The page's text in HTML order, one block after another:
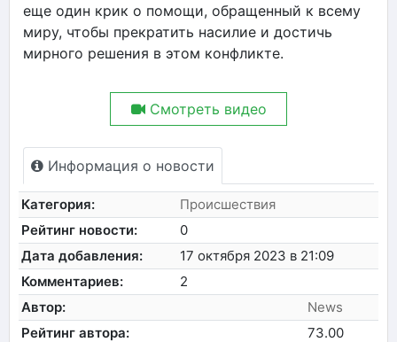
еще один крик о помощи, обращенный к всему
миру, чтобы прекратить насилие и достичь
мирного решения в этом конфликте.
Смотреть видео
Информация о новости
Категория:
Происшествия
Рейтинг новости:
0
Дата добавления:
17 октября 2023 в 21:09
Комментариев:
2
Автор:
News
Рейтинг автора:
73.00